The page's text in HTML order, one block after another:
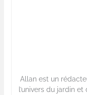
Allan est un
l’univers du jardin